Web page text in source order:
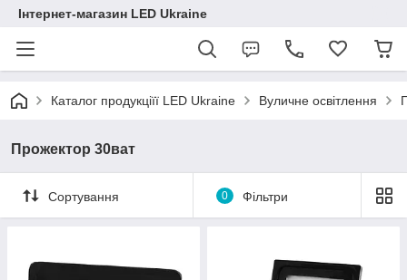
Інтернет-магазин LED Ukraine
Каталог продукціїї LED Ukraine Вуличне освітлення
Прожектор 30ват
Сортування 0 Фільтри